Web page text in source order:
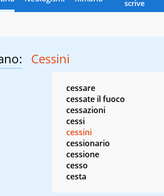
scrive
Cessini
cessare
cessate il fuoco
cessazioni
cessi
cessini
cessionario
cessione
cesso
cesta